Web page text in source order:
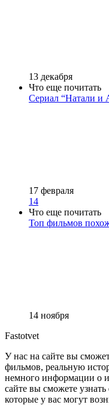
13 декабря
Что еще почитать
Сериал “Натали и
17 февраля
14
Что еще почитать
Топ фильмов
14 ноября
Fastotvet
У нас на сайте вы
фильмов, реальную
немного информации о
сайте вы сможете
которые у вас могут